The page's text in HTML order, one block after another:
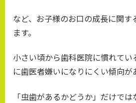
など、お子様のお口の成長に関す
ます。
小さい頃から歯科医院に慣れて
に歯医者嫌いになりにくい傾向が
「虫歯があるかどうか」だけでは